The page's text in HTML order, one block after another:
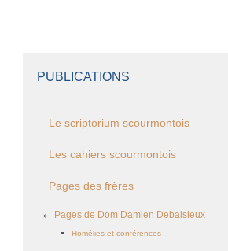
PUBLICATIONS
Le scriptorium scourmontois
Les cahiers scourmontois
Pages des frères
Pages de Dom Damien Debaisieux
Homélies et conférences